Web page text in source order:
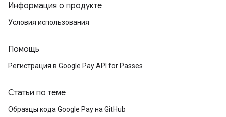
Информация о продукте
Условия использования
Помощь
Регистрация в Google Pay API for Passes
Статьи по теме
Образцы кода Google Pay на GitHub